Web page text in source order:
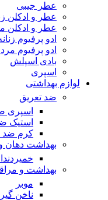
عطر جیبی
عطر و ادکلن
عطر و ادکلن
ادو پرفیوم
ادو پرفیوم
بادی اسپلش
اسپری
لوازم بهداشتی
ضد تعریق
اسپری
استیک
کرم ضد
بهداشت دهان
بهداشت و
موبر
ناخن گیر